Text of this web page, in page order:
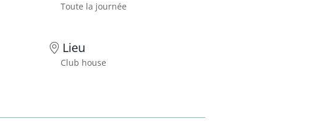
Toute la journée
Lieu
Club house